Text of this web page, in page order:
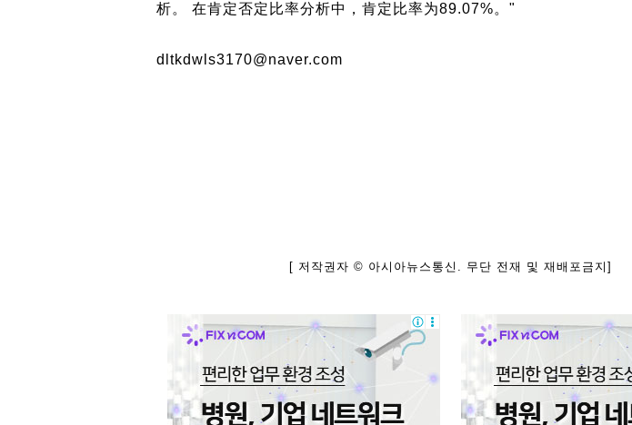
析。 在肯定否定比率分析中，肯定比率为89.07%。"
dltkdwls3170@naver.com
[ 저작권자 © 아시아뉴스통신. 무단 전재 및 재배포금지]